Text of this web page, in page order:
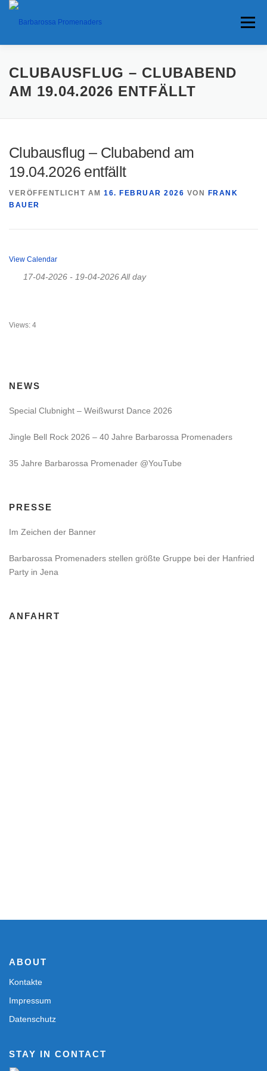
Menü
HOME TERMINE ANFAHRT
INTERESSANTES
CLUBAUSFLUG – CLUBABEND
AM 19.04.2026 ENTFÄLLT
Clubausflug – Clubabend am
19.04.2026 entfällt
VERÖFFENTLICHT AM 16. FEBRUAR 2026 VON
FRANK
BAUER
View Calendar
17-04-2026 - 19-04-2026 All day
Views: 4
NEWS
Special Clubnight – Weißwurst Dance 2026
Jingle Bell Rock 2026 – 40 Jahre Barbarossa Promenaders
35 Jahre Barbarossa Promenader @YouTube
PRESSE
Im Zeichen der Banner
Barbarossa Promenaders stellen größte Gruppe bei der Hanfried
Party in Jena
ANFAHRT
ABOUT
Kontakte
Impressum
Datenschutz
STAY IN CONTACT